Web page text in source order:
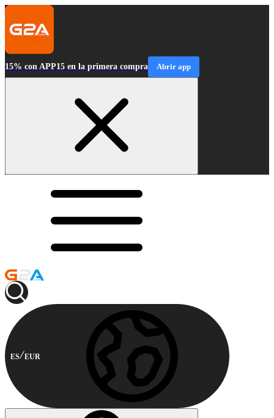
15% con APP15 en la primera compra Abrir app
ES EUR